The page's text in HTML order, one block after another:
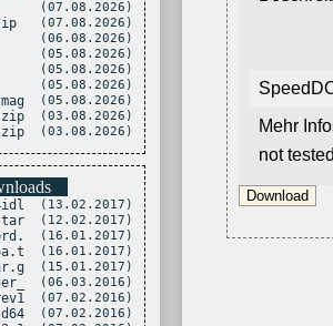
(07.08.2026)
(07.08.2026)
(06.08.2026)
(05.08.2026)
(05.08.2026)
(05.08.2026)
(05.08.2026)
(03.08.2026)
(03.08.2026)
(13.02.2017)
(12.02.2017)
(16.01.2017)
(16.01.2017)
(15.01.2017)
(06.03.2016)
(07.02.2016)
(07.02.2016)
Mehr
not tested